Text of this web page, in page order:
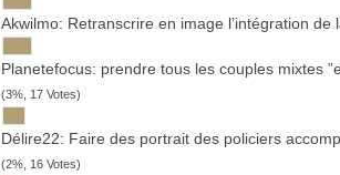
Akwilmo: Retrans­crire en image l’intégration de
Pla­ne­te­fo­cus: prendre tous les couples mixtes
(3%, 17 Votes)
Délire22: Faire des por­trait des poli­ciers
(2%, 16 Votes)